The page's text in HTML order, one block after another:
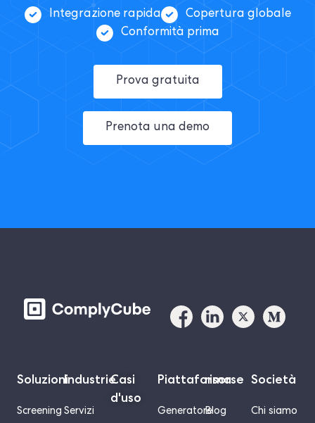
Integrazione rapida
Copertura globale
Conformità prima
Prova gratuita
Prenota una demo
Soluzioni
Screening
Industrie
Servizi
Casi
d'uso
Piattaforma
Generatore
risorse
Blog
Società
Chi siamo